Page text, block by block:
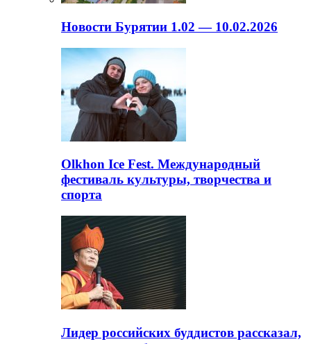
Новости Бурятии 1.02 — 10.02.2026
Olkhon Ice Fest. Международный
фестиваль культуры, творчества и
спорта
Лидер российских буддистов рассказал,